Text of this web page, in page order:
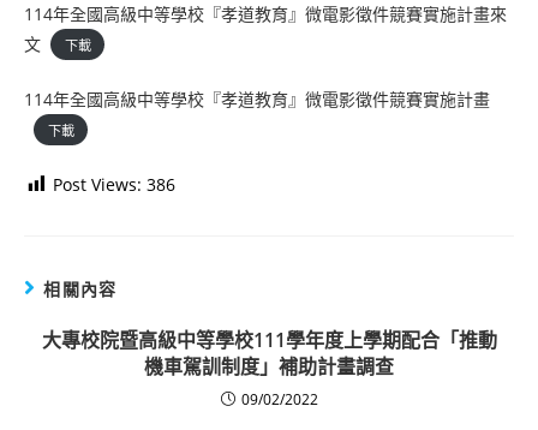
114年全國高級中等學校『孝道教育』微電影徵件競賽實施計畫來
文
下載
114年全國高級中等學校『孝道教育』微電影徵件競賽實施計畫
下載
Post Views: 386
相關內容
大專校院暨高級中等學校111學年度上學期配合「推動
機車駕訓制度」補助計畫調查
09/02/2022